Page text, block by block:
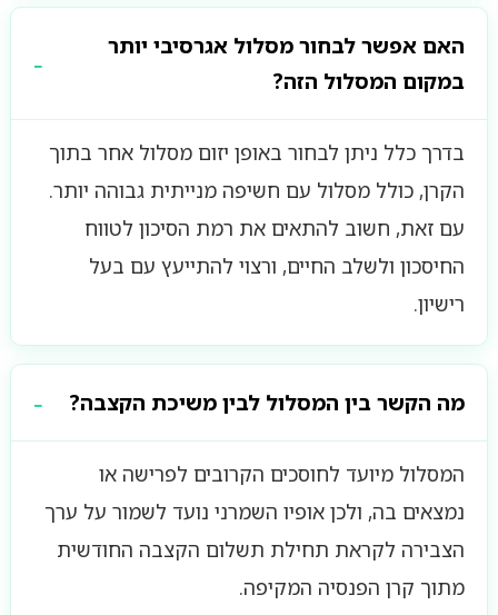
האם אפשר לבחור מסלול אגרסיבי יותר
במקום המסלול הזה?
בדרך כלל ניתן לבחור באופן יזום מסלול אחר בתוך
הקרן, כולל מסלול עם חשיפה מנייתית גבוהה יותר.
עם זאת, חשוב להתאים את רמת הסיכון לטווח
החיסכון ולשלב החיים, ורצוי להתייעץ עם בעל
רישיון.
מה הקשר בין המסלול לבין משיכת הקצבה?
המסלול מיועד לחוסכים הקרובים לפרישה או
נמצאים בה, ולכן אופיו השמרני נועד לשמור על ערך
הצבירה לקראת תחילת תשלום הקצבה החודשית
מתוך קרן הפנסיה המקיפה.